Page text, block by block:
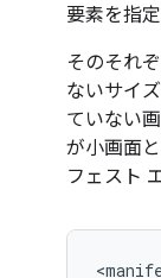
要素を指
そのそれ
ないサイ
ていない
が小画面
フェスト